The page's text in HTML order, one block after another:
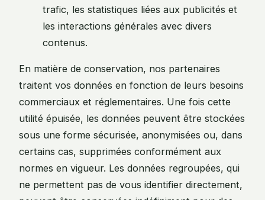
trafic, les statistiques liées aux publicités et
les interactions générales avec divers
contenus.
En matière de conservation, nos partenaires
traitent vos données en fonction de leurs besoins
commerciaux et réglementaires. Une fois cette
utilité épuisée, les données peuvent être stockées
sous une forme sécurisée, anonymisées ou, dans
certains cas, supprimées conformément aux
normes en vigueur. Les données regroupées, qui
ne permettent pas de vous identifier directement,